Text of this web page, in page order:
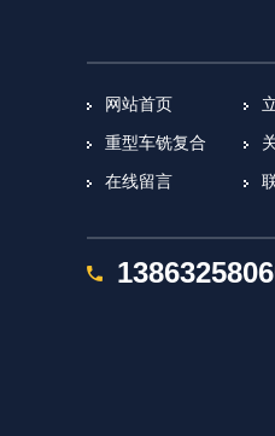
网站首页
重型车铣复合
在线留言